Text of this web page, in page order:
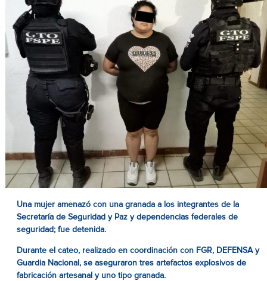
Una mujer amenazó con una granada a los integrantes de la
Secretaría de Seguridad y Paz y dependencias federales de
seguridad; fue detenida.
Durante el cateo, realizado en coordinación con FGR, DEFENSA y
Guardia Nacional, se aseguraron tres artefactos explosivos de
fabricación artesanal y uno tipo granada.